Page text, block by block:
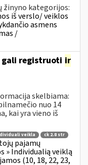
žinyno kategorijos:
iš verslo/ veiklos
asmens
/
gali registruoti ir
skelbiama:
nuo 14
kai yra vieno iš
veikla ck 2.8 str
pajamų
» Individualią veiklą
(10, 18, 22, 23,